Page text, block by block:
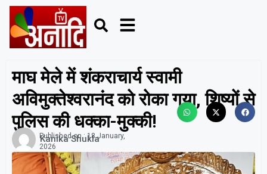
माघ मेले में शंकराचार्य स्वामी
अविमुक्तेश्वरानंद को रोका गया, शिष्यों से
पुलिस की धक्का-मुक्की!
Kanika Shukla
Published on : 18 January,
2026